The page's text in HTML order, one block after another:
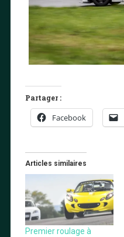
Partager :
Facebook
Articles similaires
Premier roulage à